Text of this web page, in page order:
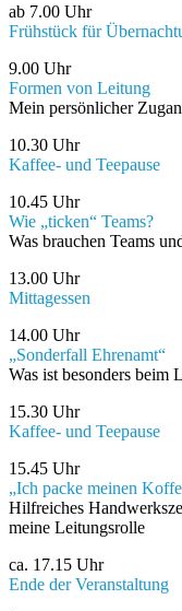
ab 7.00 Uhr
Frühstück für
9.00 Uhr
Formen von Leitung
Mein persönlicher
10.30 Uhr
Kaffee- und Teepause
10.45 Uhr
Wie „ticken“ Teams?
Was brauchen Teams
13.00 Uhr
Mittagessen
14.00 Uhr
„Sonderfall Ehrenamt“
Was ist besonders beim
15.30 Uhr
Kaffee- und Teepause
15.45 Uhr
„Ich packe meinen
Hilfreiches
meine Leitungsrolle
ca. 17.15 Uhr
Ende der Veranstaltung